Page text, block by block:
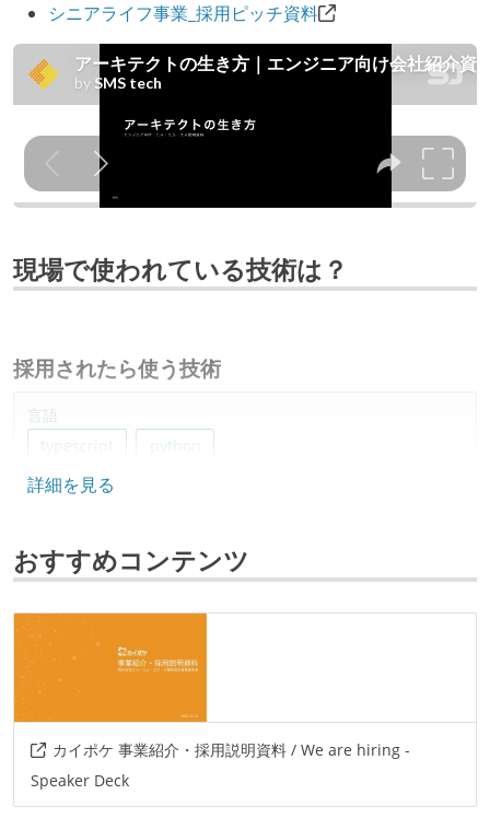
シニアライフ事業_採用ピッチ資料
現場で使われている技術は？
採用されたら使う技術
言語
typescript
python
フレームワーク
データベース
fluentd
プロジェクト管理
github
情報共有ツール
slack
詳細を見る
おすすめコンテンツ
カイポケ 事業紹介・採用説明資料 / We are hiring -
Speaker Deck